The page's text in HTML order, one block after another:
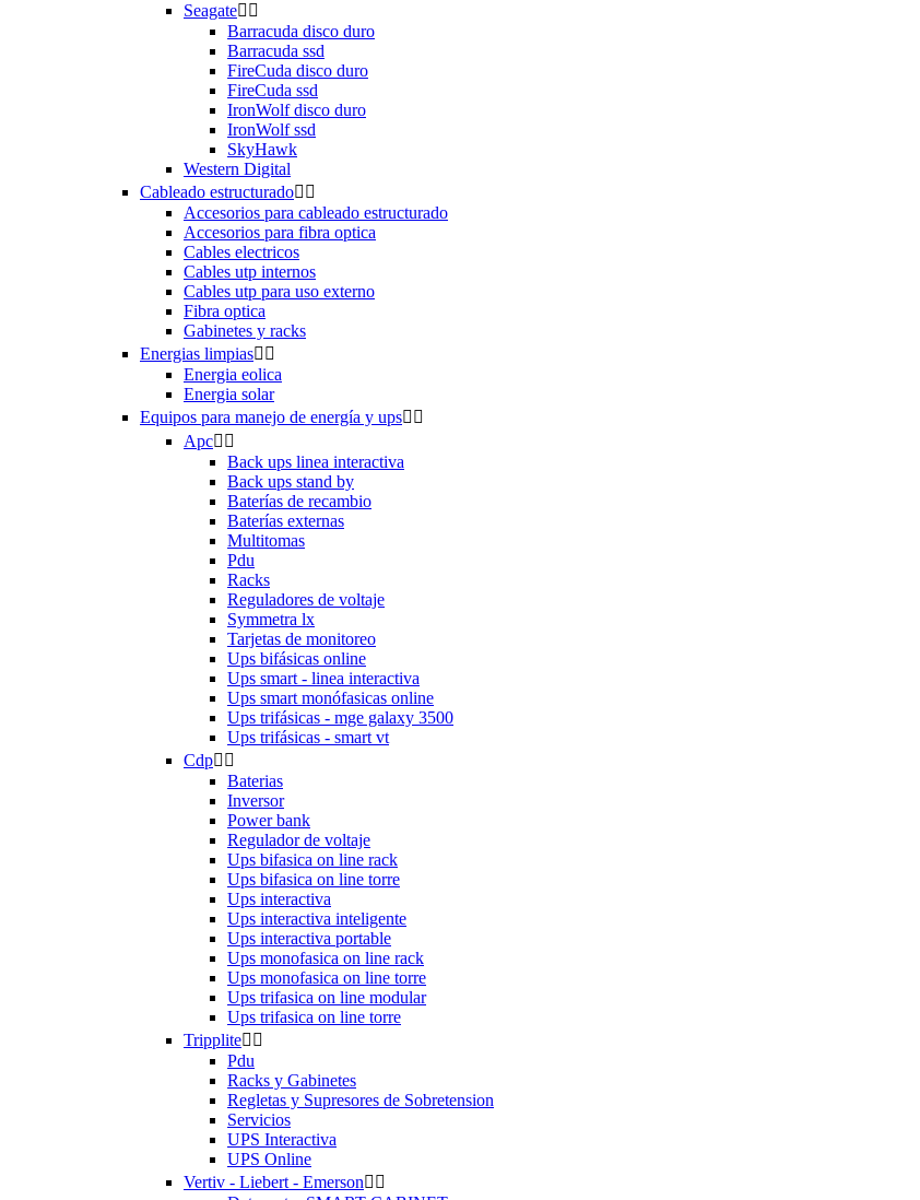
Seagate 
Barracuda disco duro
Barracuda ssd
FireCuda disco duro
FireCuda ssd
IronWolf disco duro
IronWolf ssd
SkyHawk
Western Digital
Cableado estructurado 
Accesorios para cableado estructurado
Accesorios para fibra optica
Cables electricos
Cables utp internos
Cables utp para uso externo
Fibra optica
Gabinetes y racks
Energias limpias 
Energia eolica
Energia solar
Equipos para manejo de energía y ups 
Apc 
Back ups linea interactiva
Back ups stand by
Baterías de recambio
Baterías externas
Multitomas
Pdu
Racks
Reguladores de voltaje
Symmetra lx
Tarjetas de monitoreo
Ups bifásicas online
Ups smart - linea interactiva
Ups smart monófasicas online
Ups trifásicas - mge galaxy 3500
Ups trifásicas - smart vt
Cdp 
Baterias
Inversor
Power bank
Regulador de voltaje
Ups bifasica on line rack
Ups bifasica on line torre
Ups interactiva
Ups interactiva inteligente
Ups interactiva portable
Ups monofasica on line rack
Ups monofasica on line torre
Ups trifasica on line modular
Ups trifasica on line torre
Tripplite 
Pdu
Racks y Gabinetes
Regletas y Supresores de Sobretension
Servicios
UPS Interactiva
UPS Online
Vertiv - Liebert - Emerson 